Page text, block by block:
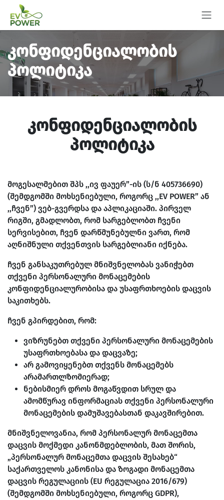
Skip to Content
კონფიდენციალობის
პოლიტიკა
კონფიდენციალობის
პოლიტიკა
მოგესალმებით შპს ,,ივ ფაუერ”-ის (ს/ნ 405736690)
(შემდგომში მოხსენიებული, როგორც ,,EV POWER” ან
,,ჩვენ”) ვებ-გვერდსა და აპლიკაციაში. პირველ
რიგში, გმადლობთ, რომ სარგებლობთ ჩვენი
სერვისებით, ჩვენ დარწმუნებულნი ვართ, რომ
აღნიშნული თქვენთვის სარგებლიანი იქნება.
ჩვენ განსაკუთრებულ მნიშვნელობას ვანიჭებთ
თქვენი პერსონალური მონაცემების
კონფიდენციალურობისა და უსაფრთხოების დაცვის
საკითხებს.
ჩვენ გპირდებით, რომ:
ვიზრუნებთ თქვენი პერსონალური მონაცემების
უსაფრთხოებასა და დაცვაზე;
არ გამოვიყენებთ თქვენს მონაცემებს
არამართლზომიერად;
ნებისმიერ დროს მოგაწვდით სრულ და
ამომწურავ ინფორმაციას თქვენი პერსონალური
მონაცემების დამუშავებასთან დაკავშირებით.
მნიშვნელოვანია, რომ პერსონალურ მონაცემთა
დაცვის მოქმედი კანონმდებლობის, მათ შორის,
„პერსონალურ მონაცემთა დაცვის შესახებ“
საქართველოს კანონისა და ზოგადი მონაცემთა
დაცვის რეგულაციის (EU რეგულაცია 2016/679)
(შემდგომში მოხსენიებული, როგორც GDPR),